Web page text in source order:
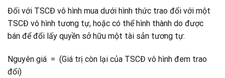
Đối với TSCĐ vô hình mua dưới hình thức trao đổi với một
TSCĐ vô hình tương tự, hoặc có thể hình thành do được
bán để đổi lấy quyền sở hữu một tài sản tương tự:
Nguyên giá = (Giá trị còn lại của TSCĐ vô hình đem trao
đổi)